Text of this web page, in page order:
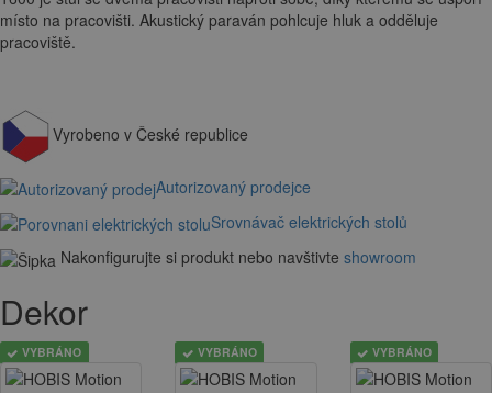
místo na pracovišti. Akustický paraván pohlcuje hluk a odděluje
pracoviště.
Vyrobeno v České republice
Autorizovaný prodejce
Srovnávač elektrických stolů
Nakonfigurujte si produkt nebo navštivte showroom
Dekor
VYBRÁNO VYBRÁNO VYBRÁNO